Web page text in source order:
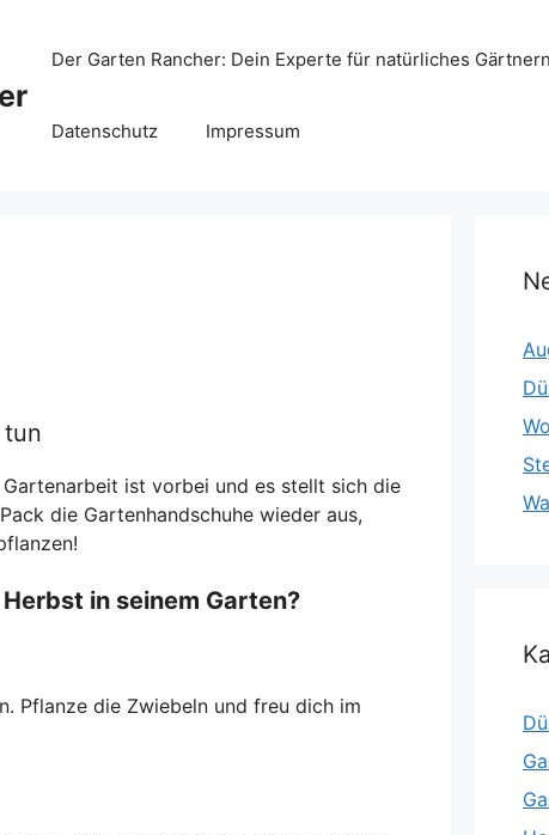
Der Garten Rancher: Dein Experte für natürliches Gärtnern
Datenschutz Impressum
ist vorbei und es stellt sich die
die Gartenhandschuhe wieder aus,
in seinem Garten?
Pflanze die Zwiebeln und freu dich im